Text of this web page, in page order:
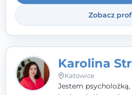
Systemowej.
Zobacz
Karolina
Katowice
Jestem